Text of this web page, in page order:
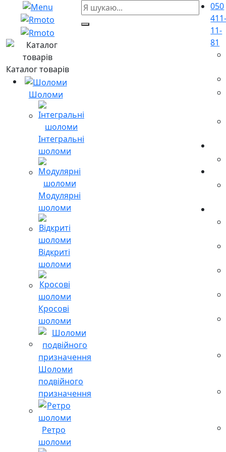
Каталог товарів
Шоломи
Інтегральні
шоломи
Модулярні
шоломи
Відкриті
шоломи
Кросові
шоломи
Шоломи
подвійного
призначення
Ретро
шоломи
050
11-
81